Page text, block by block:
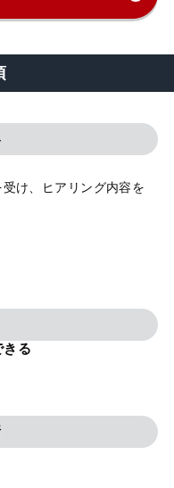
け、ヒアリング内容を
きる
内部通報